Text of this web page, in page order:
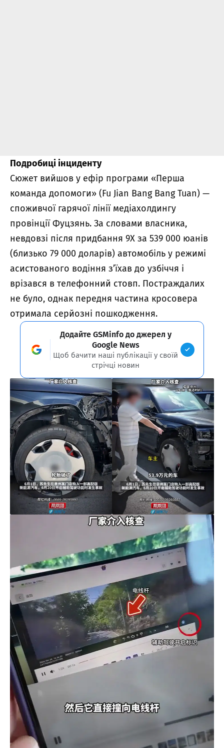
Подробиці інциденту
Сюжет вийшов у ефір програми «Перша
команда допомоги» (Fu Jian Bang Bang Tuan) —
споживчої гарячої лінії медіахолдингу
провінції Фуцзянь. За словами власника,
невдовзі після придбання 9X за 539 000 юанів
(близько 79 000 доларів) автомобіль у режимі
асистованого водіння з’їхав до узбіччя і
врізався в телефонний стовп. Постраждалих
не було, однак передня частина кросовера
отримала серйозні пошкодження.
Додайте GSMinfo до джерел у
Google News
Щоб бачити наші публікації у своїй
стрічці новин